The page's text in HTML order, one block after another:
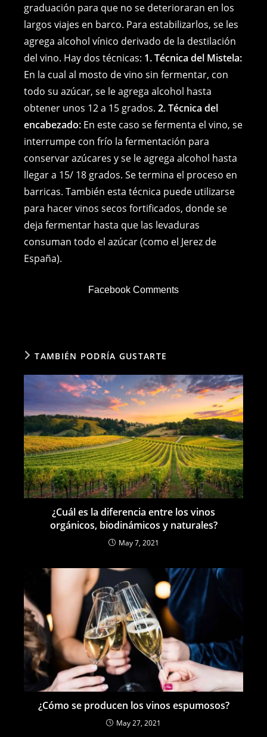
graduación para que no se deterioraran en los
largos viajes en barco. Para estabilizarlos, se les
agrega alcohol vínico derivado de la destilación
del vino. Hay dos técnicas: 1. Técnica del Mistela:
En la cual al mosto de vino sin fermentar, con
todo su azúcar, se le agrega alcohol hasta
obtener unos 12 a 15 grados. 2. Técnica del
encabezado: En este caso se fermenta el vino, se
interrumpe con frío la fermentación para
conservar azúcares y se le agrega alcohol hasta
llegar a 15/ 18 grados. Se termina el proceso en
barricas. También esta técnica puede utilizarse
para hacer vinos secos fortificados, donde se
deja fermentar hasta que las levaduras
consuman todo el azúcar (como el Jerez de
España).
Facebook Comments
TAMBIÉN PODRÍA GUSTARTE
¿Cuál es la diferencia entre los vinos
orgánicos, biodinámicos y naturales?
May 7, 2021
¿Cómo se producen los vinos espumosos?
May 27, 2021